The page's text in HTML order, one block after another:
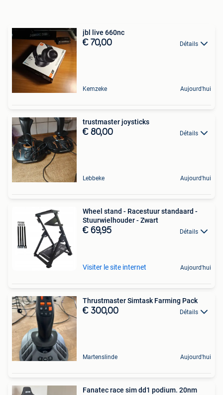
jbl live 660nc
€ 70,00 Détails
Kemzeke Aujourd'hui
trustmaster joysticks
€ 80,00 Détails
Lebbeke Aujourd'hui
Wheel stand - Racestuur standaard -
Stuurwielhouder - Zwart
€ 69,95 Détails
Visiter le site internet Aujourd'hui
Thrustmaster Simtask Farming Pack
€ 300,00 Détails
Martenslinde Aujourd'hui
Fanatec race sim dd1 podium. 20nm